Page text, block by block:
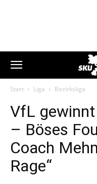
Start Liga Bezirksliga
VfL
– Böses
Coach
Rage“